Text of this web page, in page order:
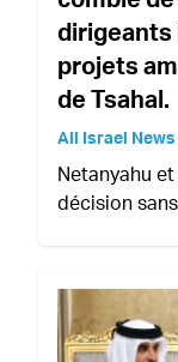
dirigeants
projets
de Tsahal.
All Israel
Netanyahu
décision